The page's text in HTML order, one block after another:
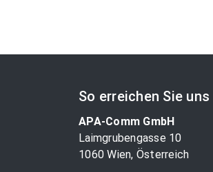
So erreichen Sie uns
APA-Comm GmbH
Laimgrubengasse 10
1060 Wien, Österreich